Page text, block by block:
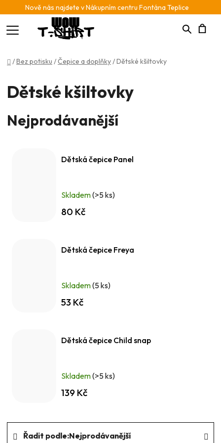
Nově nás najdete v Nákupním centru Fontána Teplice
Hledat
Domů
/Bez potisku /Čepice a doplňky/Dětské kšiltovky
Dětské kšiltovky
Nejprodávanější
Dětská čepice Panel
Skladem(>5 ks)
80 Kč
Dětská čepice Freya
Skladem(5 ks)
53 Kč
Dětská čepice Child snap
Skladem(>5 ks)
139 Kč
Ř
Řadit podle:Nejprodávanější